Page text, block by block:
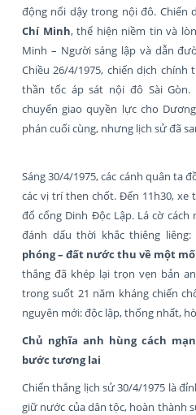
động nổi dậy trong nội đô. Chiến
Chí Minh, thể hiện niềm tin và
Minh – Người sáng lập và dẫn
Chiều 26/4/1975, chiến dịch
thần tốc áp sát nội đô Sài Gòn.
chuyển giao quyền lực cho
phán cuối cùng, nhưng lịch sử đã
Sáng 30/4/1975, các cánh quân ta
các vị trí then chốt. Đến 11h30, xe
đổ cổng Dinh Độc Lập. Lá cờ
đánh dấu thời khắc thiêng liêng:
phóng – đất nước thu về một
thắng đã khép lại trọn vẹn bản
trong suốt 21 năm kháng chiến
nguyên mới: độc lập, thống nhất,
Chủ nghĩa anh hùng cách
bước tương lai
Chiến thắng lịch sử 30/4/1975 là
giữ nước của dân tộc, hoàn thành